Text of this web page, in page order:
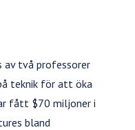
av två professorer
teknik för att öka
fått $70 miljoner i
bland